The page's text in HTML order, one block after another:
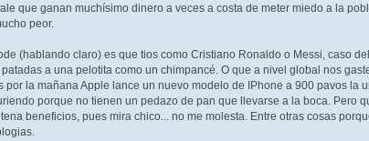
que ganan muchísimo dinero a veces a costa de meter miedo a la
peor.
(hablando claro) es que tios como Cristiano Ronaldo o Messi, caso
a una pelotita como un chimpancé. O que a nivel global nos
por la mañana Apple lance un nuevo modelo de IPhone a 900 pavos la
porque no tienen un pedazo de pan que llevarse a la boca. Pero
beneficios, pues mira chico... no me molesta. Entre otras cosas